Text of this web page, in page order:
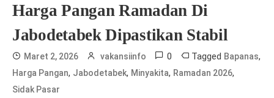
Harga Pangan Ramadan Di
Jabodetabek Dipastikan Stabil
Maret 2, 2026 vakansiinfo 0 Tagged Bapanas,
Harga Pangan, Jabodetabek, Minyakita, Ramadan 2026,
Sidak Pasar